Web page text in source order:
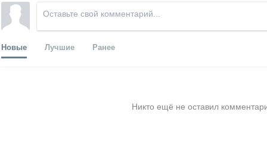
Новые Лучшие Ранее
Никто ещё не оставил